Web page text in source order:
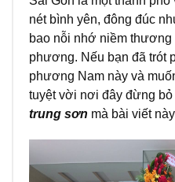
nét bình yên, đông đúc
bao nỗi nhớ niềm thương
phương. Nếu bạn đã trót
phương Nam này và
tuyệt vời nơi đây đừng bỏ
trung sơn mà bài viết